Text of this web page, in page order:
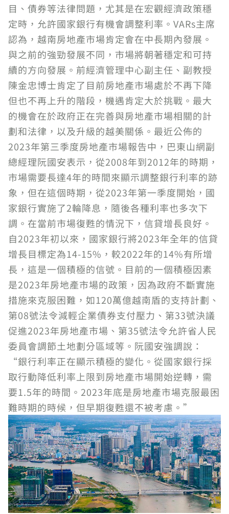
目、債券等法律問題，尤其是在宏觀經濟政策穩
定時，允許國家銀行有機會調整利率。VARs主席
認為，越南房地產市場肯定會在中長期內發展。
與之前的強勁發展不同，市場將朝著穩定和可持
續的方向發展。前經濟管理中心副主任、副教授
陳金忠博士肯定了目前房地產市場處於不再下降
但也不再上升的階段，機遇肯定大於挑戰。最大
的機會在於政府正在完善與房地產市場相關的計
劃和法律，以及升級的越美關係。最近公佈的
2023年第三季度房地產市場報告中，巴東山網副
總經理阮國安表示，從2008年到2012年的時期，
市場需要長達4年的時間來顯示調整銀行利率的跡
象，但在這個時期，從2023年第一季度開始，國
家銀行實施了2輪降息，隨後各種利率也多次下
調。在當前市場復甦的情況下，信貸增長良好。
自2023年初以來，國家銀行將2023年全年的信貸
增長目標定為14-15%，較2022年的14%有所增
長，這是一個積極的信號。目前的一個積極因素
是2023年房地產市場的政策，因為政府不斷實施
措施來克服困難，如120萬億越南盾的支持計劃、
第08號法令減輕企業債券支付壓力、第33號決議
促進2023年房地產市場、第35號法令允許省人民
委員會調節土地劃分區域等。阮國安強調說：
“銀行利率正在顯示積極的變化。從國家銀行採
取行動降低利率上限到房地產市場開始逆轉，需
要1.5年的時間。2023年底是房地產市場克服最困
難時期的時候，但早期復甦還不被考慮。”